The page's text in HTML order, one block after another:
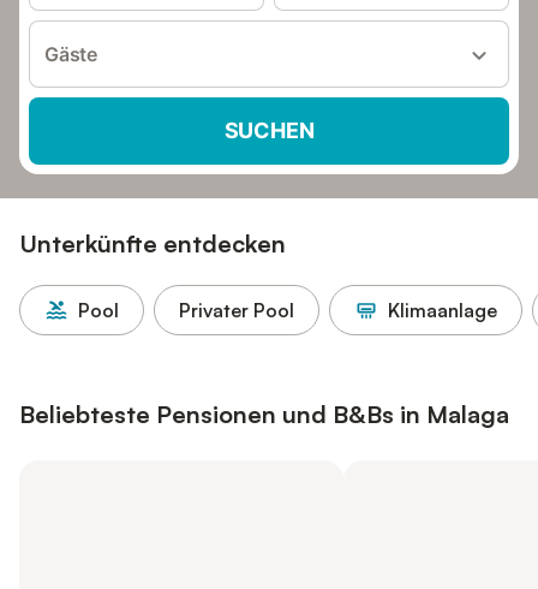
Gäste
SUCHEN
Unterkünfte entdecken
Pool Privater Pool Klimaanlage
Beliebteste Pensionen und B&Bs in Malaga